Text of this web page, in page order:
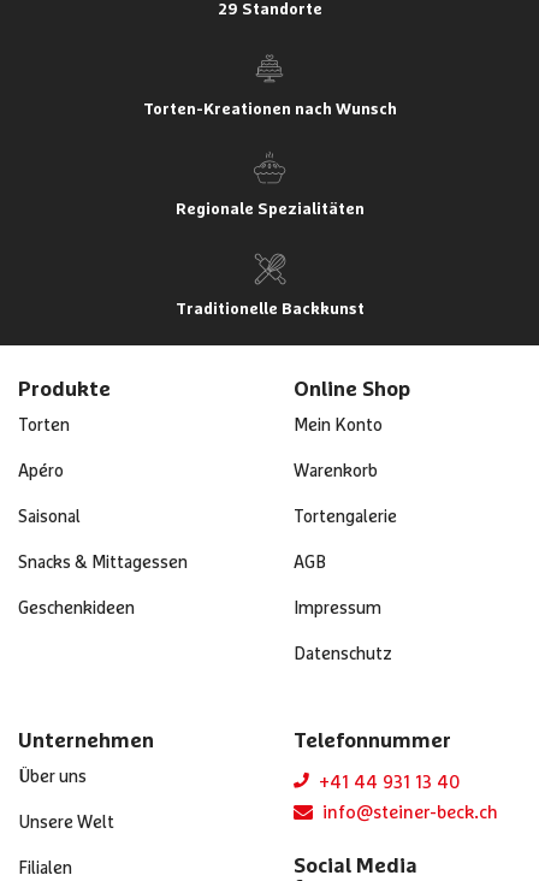
29 Standorte
Torten-Kreationen nach Wunsch
Regionale Spezialitäten
Traditionelle Backkunst
Produkte
Torten
Apéro
Saisonal
Snacks & Mittagessen
Geschenkideen
Online Shop
Mein Konto
Warenkorb
Tortengalerie
AGB
Impressum
Datenschutz
Unternehmen
Über uns
Unsere Welt
Filialen
Telefonnummer
+41 44 931 13 40
info@steiner-beck.ch
Social Media